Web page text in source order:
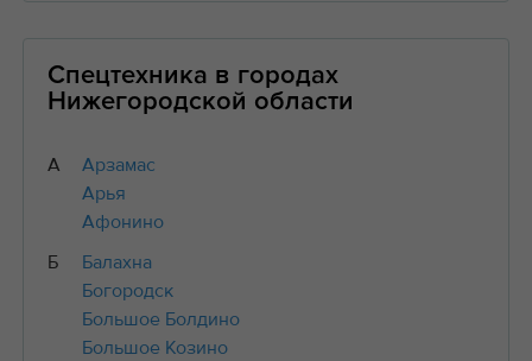
Спецтехника в городах
Нижегородской области
А
Арзамас
Арья
Афонино
Б
Балахна
Богородск
Большое Болдино
Большое Козино